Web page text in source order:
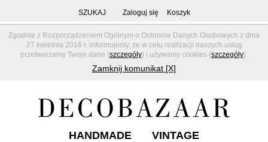
Zgodnie z Rozporządzeniem Ogólnym o Ochronie Danych Osobowych z dnia
27 kwietnia 2016 r. informujemy, że w celu realizacji naszych usług
przetwarzamy Twoje dane (szczegóły) i używamy cookies (szczegóły).
Zamknij komunikat [X]
SZUKAJ Zaloguj się Koszyk
HANDMADE VINTAGE